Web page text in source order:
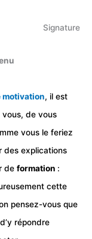
Signature
motivation, il est
de vous
vous le feriez
des explications
de formation :
cette
pensez-vous que
répondre